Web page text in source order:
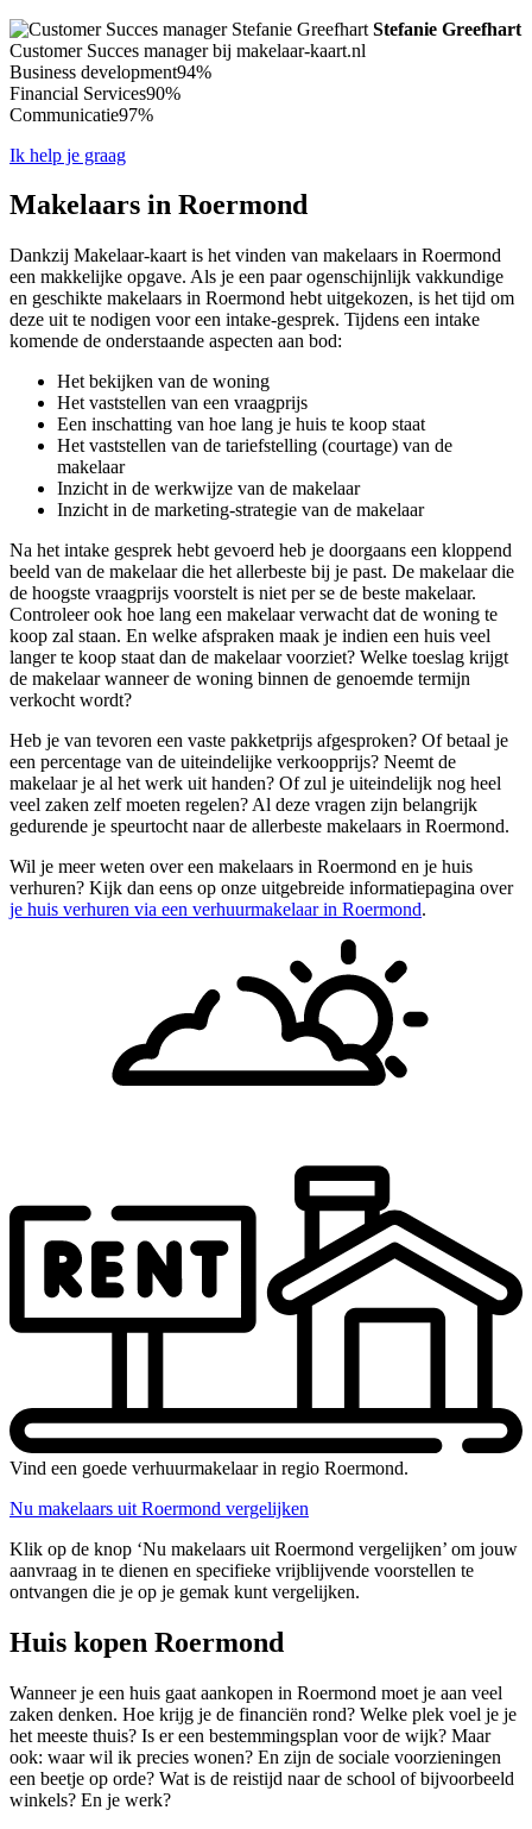
Stefanie Greefhart
Customer Succes manager bij makelaar-kaart.nl
Business development94%
Financial Services90%
Communicatie97%
Ik help je graag
Makelaars in Roermond
Dankzij Makelaar-kaart is het vinden van makelaars in Roermond
een makkelijke opgave. Als je een paar ogenschijnlijk vakkundige
en geschikte makelaars in Roermond hebt uitgekozen, is het tijd om
deze uit te nodigen voor een intake-gesprek. Tijdens een intake
komende de onderstaande aspecten aan bod:
Het bekijken van de woning
Het vaststellen van een vraagprijs
Een inschatting van hoe lang je huis te koop staat
Het vaststellen van de tariefstelling (courtage) van de
makelaar
Inzicht in de werkwijze van de makelaar
Inzicht in de marketing-strategie van de makelaar
Na het intake gesprek hebt gevoerd heb je doorgaans een kloppend
beeld van de makelaar die het allerbeste bij je past. De makelaar die
de hoogste vraagprijs voorstelt is niet per se de beste makelaar.
Controleer ook hoe lang een makelaar verwacht dat de woning te
koop zal staan. En welke afspraken maak je indien een huis veel
langer te koop staat dan de makelaar voorziet? Welke toeslag krijgt
de makelaar wanneer de woning binnen de genoemde termijn
verkocht wordt?
Heb je van tevoren een vaste pakketprijs afgesproken? Of betaal je
een percentage van de uiteindelijke verkoopprijs? Neemt de
makelaar je al het werk uit handen? Of zul je uiteindelijk nog heel
veel zaken zelf moeten regelen? Al deze vragen zijn belangrijk
gedurende je speurtocht naar de allerbeste makelaars in Roermond.
Wil je meer weten over een makelaars in Roermond en je huis
verhuren? Kijk dan eens op onze uitgebreide informatiepagina over
je huis verhuren via een verhuurmakelaar in Roermond.
Vind een goede verhuurmakelaar in regio Roermond.
Nu makelaars uit Roermond vergelijken
Klik op de knop ‘Nu makelaars uit Roermond vergelijken’ om jouw
aanvraag in te dienen en specifieke vrijblijvende voorstellen te
ontvangen die je op je gemak kunt vergelijken.
Huis kopen Roermond
Wanneer je een huis gaat aankopen in Roermond moet je aan veel
zaken denken. Hoe krijg je de financiën rond? Welke plek voel je je
het meeste thuis? Is er een bestemmingsplan voor de wijk? Maar
ook: waar wil ik precies wonen? En zijn de sociale voorzieningen
een beetje op orde? Wat is de reistijd naar de school of bijvoorbeeld
winkels? En je werk?